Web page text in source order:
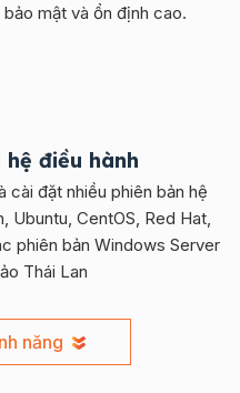
mật và ổn định cao.
điều hành
cài đặt nhiều phiên bản hệ
Ubuntu, CentOS, Red Hat,
phiên bản Windows Server
Thái Lan
năng